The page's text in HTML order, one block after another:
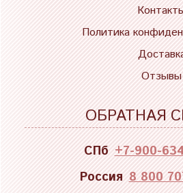
Политика
Отзывы
ОБРАТНАЯ
СПб +7-900-
Россия 8 800